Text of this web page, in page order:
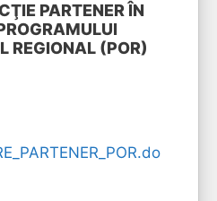
PARTENER ÎN
REGIONAL (POR)